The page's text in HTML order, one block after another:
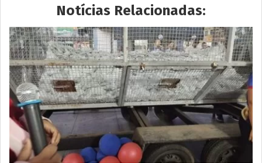
Notícias Relacionadas: